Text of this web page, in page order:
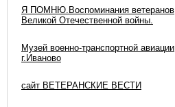
Я ПОМНЮ.Воспоминания ветеранов
Великой Отечественной войны.
Музей военно-транспортной авиации
г.Иваново
сайт ВЕТЕРАНСКИЕ ВЕСТИ